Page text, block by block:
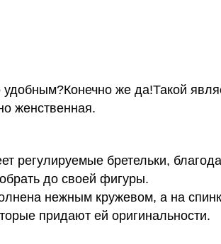
же да!Такой
женственная.
регулируемые бретельки,
до своей фигуры.
нежным кружевом, а на
придают ей оригинальности.